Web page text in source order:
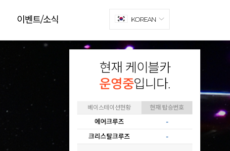
현재 케이블카
운영중입니다.
베이스테이션현황 현재 탑승번호
에어크루즈
-
크리스탈크루즈
-
이벤트/소식 KOREAN